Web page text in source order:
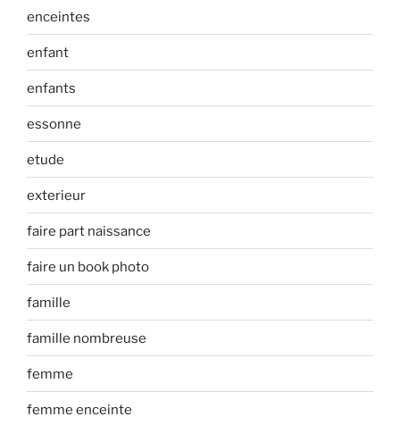
enceintes
enfant
enfants
essonne
etude
exterieur
faire part naissance
faire un book photo
famille
famille nombreuse
femme
femme enceinte